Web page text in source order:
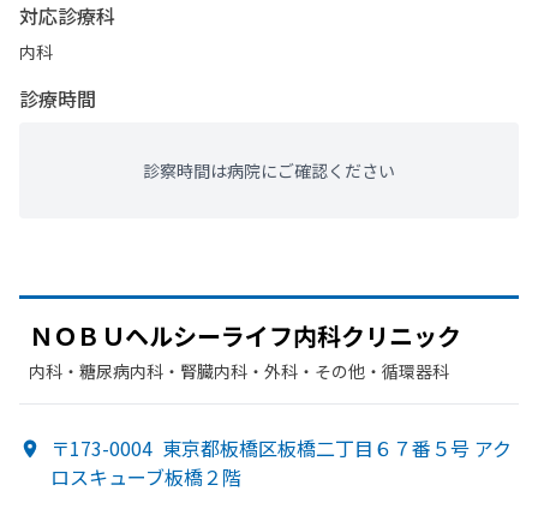
対応診療科
内科
診療時間
診察時間は病院にご確認ください
ＮＯＢＵヘルシーライフ内科クリニック
内科・​糖尿病内科・​腎臓内科・外科・​その他・​循環器科
〒173-0004 東京都板橋区板橋二丁目６７番５号 アク
ロスキューブ板橋２階